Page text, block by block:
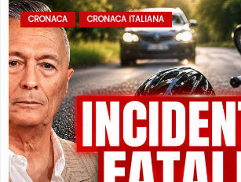
CRONACA CRONACA ITALIANA